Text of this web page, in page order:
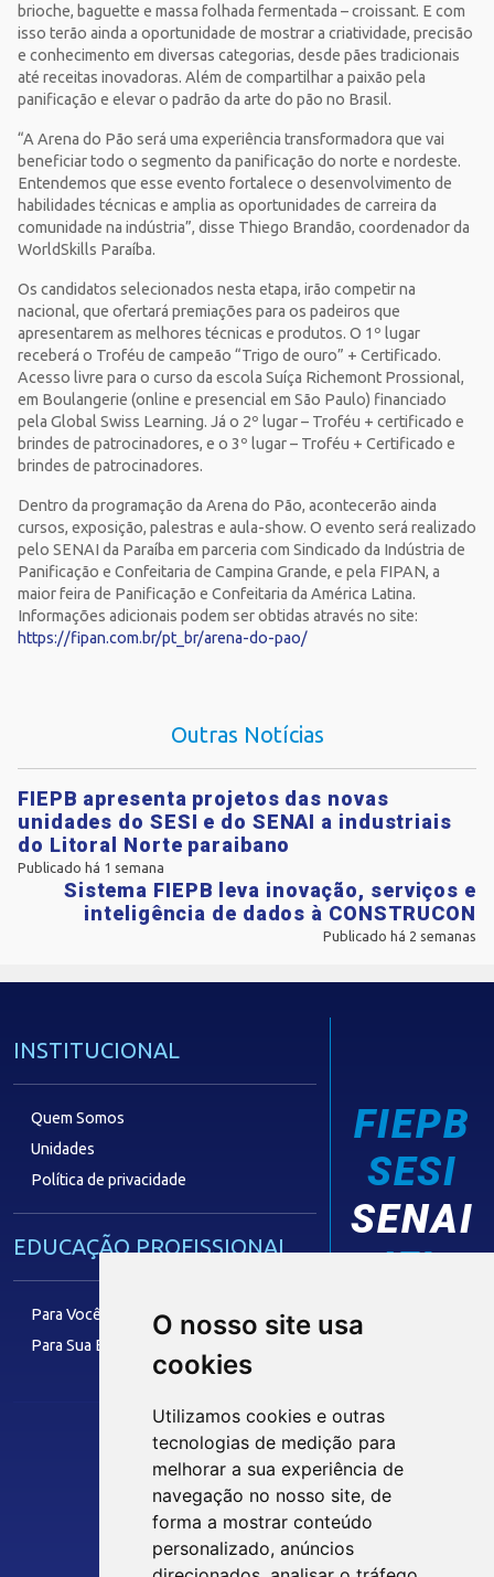
O nosso site usa
cookies
Utilizamos cookies e outras
tecnologias de medição para
melhorar a sua experiência de
navegação no nosso site, de
forma a mostrar conteúdo
personalizado, anúncios
brioche, baguette e massa folhada fermentada – croissant. E com
isso terão ainda a oportunidade de mostrar a criatividade, precisão
e conhecimento em diversas categorias, desde pães tradicionais
até receitas inovadoras. Além de compartilhar a paixão pela
panificação e elevar o padrão da arte do pão no Brasil.
“A Arena do Pão será uma experiência transformadora que vai
beneficiar todo o segmento da panificação do norte e nordeste.
Entendemos que esse evento fortalece o desenvolvimento de
habilidades técnicas e amplia as oportunidades de carreira da
comunidade na indústria”, disse Thiego Brandão, coordenador da
WorldSkills Paraíba.
Os candidatos selecionados nesta etapa, irão competir na
nacional, que ofertará premiações para os padeiros que
apresentarem as melhores técnicas e produtos. O 1º lugar
receberá o Troféu de campeão “Trigo de ouro” + Certificado.
Acesso livre para o curso da escola Suíça Richemont Prossional,
em Boulangerie (online e presencial em São Paulo) financiado
pela Global Swiss Learning. Já o 2º lugar – Troféu + certificado e
brindes de patrocinadores, e o 3º lugar – Troféu + Certificado e
brindes de patrocinadores.
Dentro da programação da Arena do Pão, acontecerão ainda
cursos, exposição, palestras e aula-show. O evento será realizado
pelo SENAI da Paraíba em parceria com Sindicado da Indústria de
Panificação e Confeitaria de Campina Grande, e pela FIPAN, a
maior feira de Panificação e Confeitaria da América Latina.
Informações adicionais podem ser obtidas através no site:
https://fipan.com.br/pt_br/arena-do-pao/
Outras Notícias
FIEPB apresenta projetos das novas
unidades do SESI e do SENAI a industriais
do Litoral Norte paraibano
Publicado há 1 semana
Sistema FIEPB leva inovação, serviços e
inteligência de dados à CONSTRUCON
Publicado há 2 semanas
INSTITUCIONAL
Quem Somos
Unidades
Política de privacidade
EDUCAÇÃO PROFISSIONAL
Para Você
Para Sua Empresa
TECNOLOGIA E INOVAÇÃO
Eficiência Operacional
FIEPB
SESI
SENAI
IEL
Siga nossas Redes Sociais
INTRANET